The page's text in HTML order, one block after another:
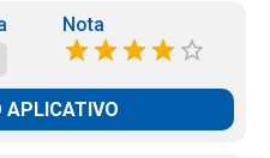
Nota
APLICATIVO